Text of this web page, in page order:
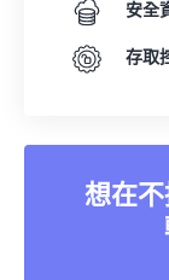
安全
存取
想在